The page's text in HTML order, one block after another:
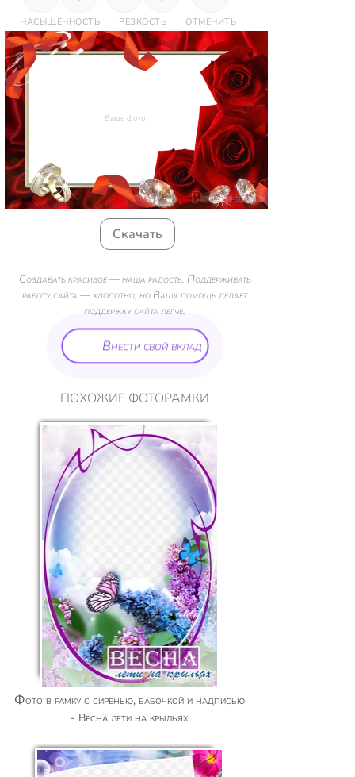
НАСЫЩЕННОСТЬ РЕЗКОСТЬ ОТМЕНИТЬ
Ваше фото
Скачать
Создавать красивое — наша радость. Поддерживать
работу сайта — хлопотно, но Ваша помощь делает
поддержку сайта легче.
Внести свой вклад
ПОХОЖИЕ ФОТОРАМКИ
Фото в рамку с сиренью, бабочкой и надписью
- Весна лети на крыльях